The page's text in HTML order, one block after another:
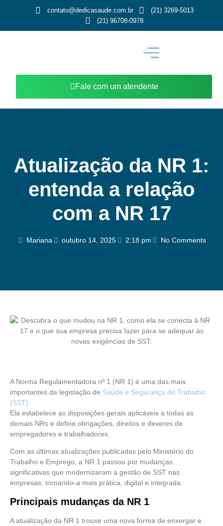
contato@dedicasaude.com.br
(21) 3269-5013
(21) 96708-0978
Fale com um atendente
Atualização da NR 1:
entenda a relação
com a NR 17
Mariana outubro 14, 2025 2:18 pm No Comments
A Norma Regulamentadora nº 1 (NR 1) é uma das mais
importantes da legislação de Saúde e Segurança do Trabalho
(SST).
Ela estabelece as disposições gerais aplicáveis a todas as
demais NRs e define obrigações, direitos e deveres de
empregadores e trabalhadores.
Com as últimas atualizações publicadas pelo Ministério do
Trabalho e Emprego, a NR 1 passou por mudanças
significativas que modernizaram a gestão de SST nas
empresas, tornando-a mais prática, digital e integrada.
Principais mudanças da NR 1
A atualização da NR 1 trouxe uma nova forma de enxergar e